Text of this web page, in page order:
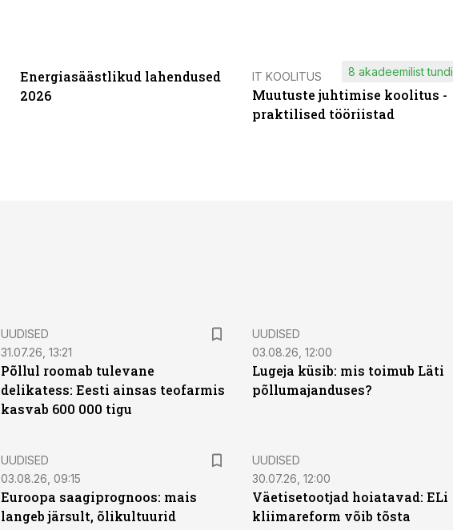
Energiasäästlikud lahendused
2026
IT KOOLITUS
Muutuste juhtimise koolitus -
praktilised tööriistad
8 akadeemilist tundi
UUDISED
31.07.26, 13:21
Põllul roomab tulevane
delikatess: Eesti ainsas teofarmis
kasvab 600 000 tigu
UUDISED
03.08.26, 12:00
Lugeja küsib: mis toimub Läti
põllumajanduses?
UUDISED
03.08.26, 09:15
Euroopa saagiprognoos: mais
langeb järsult, õlikultuurid
UUDISED
30.07.26, 12:00
Väetisetootjad hoiatavad: ELi
kliimareform võib tõsta